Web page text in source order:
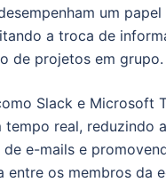
um papel
a troca de
de projetos em grupo.
Slack e Microsoft
tempo real, reduzindo
e-mails e
entre os membros da